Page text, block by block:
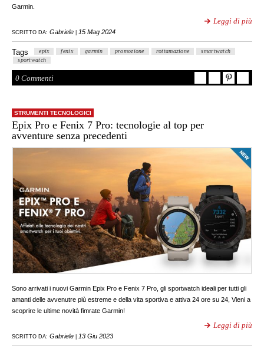
Garmin.
Leggi di più
SCRITTO DA: Gabriele 15 Mag 2024
Tags epix fenix garmin promozione rottamazione
smartwatch
sportwatch
0 Commenti
STRUMENTI TECNOLOGICI
Epix Pro e Fenix 7 Pro: tecnologie al top per
avventure senza precedenti
Sono arrivati i nuovi Garmin Epix Pro e Fenix 7 Pro, gli sportwatch ideali per tutti gli
amanti delle avvenutre più estreme e della vita sportiva e attiva 24 ore su 24, Vieni a
scoprire le ultime novità fimrate Garmin!
Leggi di più
SCRITTO DA: Gabriele 13 Giu 2023